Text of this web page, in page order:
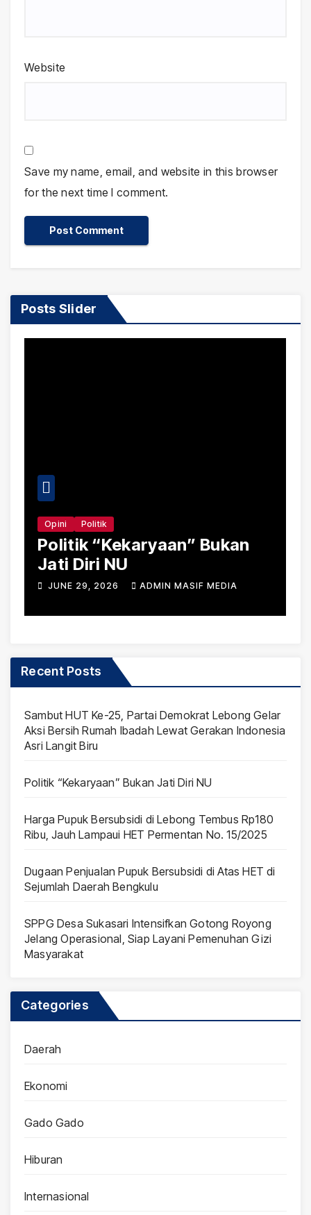
Website
Save my name, email, and website in this browser
for the next time I comment.
Posts Slider
“Kekaryaan” Bukan
NU
2026 ADMIN MASIF MEDIA
Harga
Jauh
JUNE 19, 2026
Recent Posts
Sambut HUT Ke-25, Partai Demokrat Lebong Gelar
Aksi Bersih Rumah Ibadah Lewat Gerakan Indonesia
Asri Langit Biru
Politik “Kekaryaan” Bukan Jati Diri NU
Harga Pupuk Bersubsidi di Lebong Tembus Rp180
Ribu, Jauh Lampaui HET Permentan No. 15/2025
Dugaan Penjualan Pupuk Bersubsidi di Atas HET di
Sejumlah Daerah Bengkulu
SPPG Desa Sukasari Intensifkan Gotong Royong
Jelang Operasional, Siap Layani Pemenuhan Gizi
Masyarakat
Categories
Daerah
Ekonomi
Gado Gado
Hiburan
Internasional